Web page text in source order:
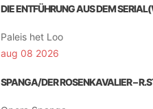
DIE ENTFÜHRUNG AUS DEM
Paleis het Loo
aug 08 2026
SPANGA/DER ROSENKAVALIER –